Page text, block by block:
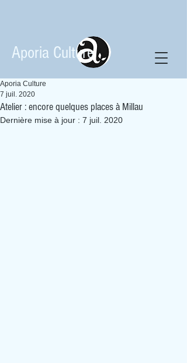
Aporia Culture
Atelier : encore quelques places à Millau
Aporia Culture
7 juil. 2020
Dernière mise à jour : 7 juil. 2020